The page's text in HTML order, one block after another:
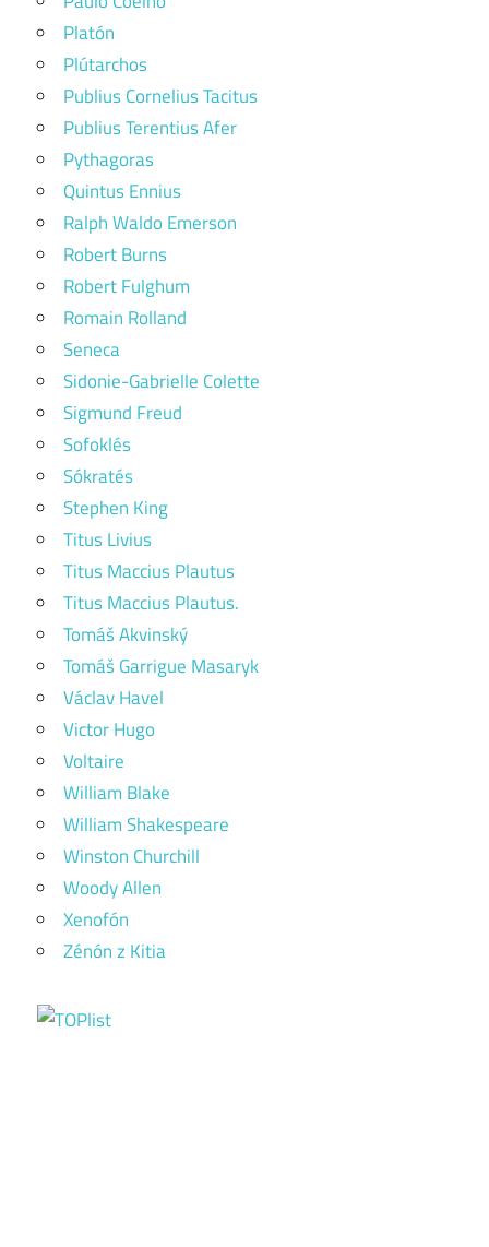
Platón
Plútarchos
Publius Cornelius Tacitus
Publius Terentius Afer
Pythagoras
Quintus Ennius
Ralph Waldo Emerson
Robert Burns
Robert Fulghum
Romain Rolland
Seneca
Sidonie-Gabrielle Colette
Sigmund Freud
Sofoklés
Sókratés
Stephen King
Titus Livius
Titus Maccius Plautus
Titus Maccius Plautus.
Tomáš Akvinský
Tomáš Garrigue Masaryk
Václav Havel
Victor Hugo
Voltaire
William Blake
William Shakespeare
Winston Churchill
Woody Allen
Xenofón
Zénón z Kitia